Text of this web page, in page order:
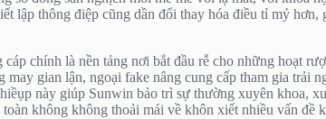
lập thông điệp cũng dần đổi thay hóa điều tỉ mỷ
chính là nền tảng nơi bắt đầu rễ cho những hoạt
gian lận, ngoại fake nâng cung cấp tham gia trải
này giúp Sunwin bảo trì sự thường xuyên khoa,
không không thoải mái về khôn xiết nhiều vấn đề